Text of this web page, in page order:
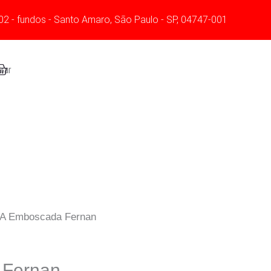
- fundos - Santo Amaro, São Paulo - SP, 04747-001
Emboscada Fernan